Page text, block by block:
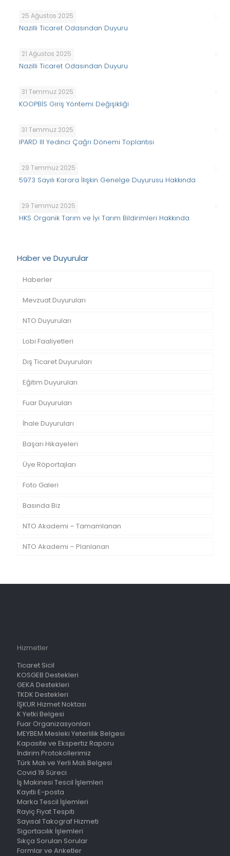
25 Ağustos 2025
Nazilli Ticaret Odasından Duyuru
21 Ağustos 2025
Nazilli Ticaret Odasından Duyuru
31 Temmuz 2025
KOOPBİS Giriş Yöntemi Değişikliği
31 Temmuz 2025
IPARD III Yedinci Çağrı Dönemi Toplantısı
29 Temmuz 2025
5973 Sayılı Karara İlişkin Genelge Duyurusu Hakkında
29 Temmuz 2025
HKS Organik Tarım ve İyi Tarım Bildirimleri Hakkında
Haber ve Duyurular
Haberler
Mevzuat Duyuruları
NTO Duyuruları
Lobi Faaliyetleri
Dış Ticaret Duyuruları
Eğitim Duyuruları
Fuar Duyuruları
İhale Duyuruları
Başarı Hikayeleri
Üye Röportajları
Foto Galeri
Basında Biz
NTO Akademi – Tamamlanan
NTO Akademi – Planlanan
Hizmetler
Ticaret Sicil
KOSGEB Destekleri
GEKA Destekleri
TKDK Destekleri
İŞKUR Hizmet Noktası
K Yetki Belgesi
Fuar Organizasyonları
MEYBEM Mesleki Yeterlilik Belgesi
Kapasite ve Ekspertiz Raporu
İndirim Protokollerimiz
Türk Malı ve Yerli Malı Belgesi
Covid 19 Süreci
İş Makinesi Tescil İşlemleri
Kayıtlı E-posta
Marka Tescil İşlemleri
Rayiç Fiyat Tespiti
Sayısal Takograf Hizmeti
Sigortacılık İşlemleri
Sıkça Sorulan Sorular
Formlar ve Anketler